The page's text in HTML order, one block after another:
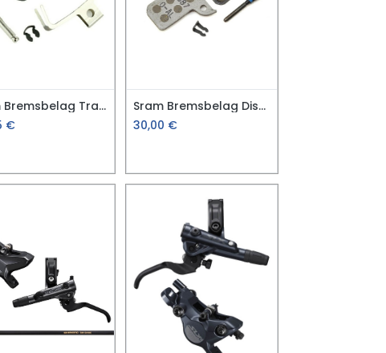
Sram Bremsbelag Trail/Guide
€
Sram Bremsbelag Disc/Level
30,00 €